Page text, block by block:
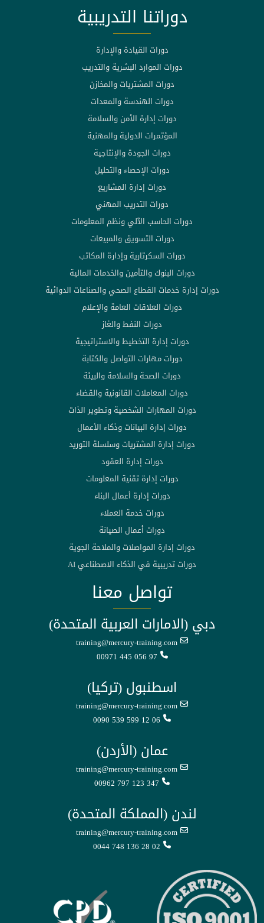
دوراتنا التدريبية
دورات القيادة والإدارة
دورات الموارد البشرية والتدريب
دورات المشتريات والمخازن
دورات الهندسة والمعدات
دورات إدارة الأمن والسلامة
المؤتمرات الدولية والمهنية
دورات الجودة والإنتاجية
دورات الإحصاء والتحليل
دورات إدارة المشاريع
دورات التدريب المهني
دورات الحاسب الآلي ونظم المعلومات
دورات التسويق والمبيعات
دورات السكرتارية وإدارة المكاتب
دورات البنوك والتأمين والخدمات المالية
دورات إدارة خدمات القطاع الصحي والصناعات الدوائية
دورات العلاقات العامة والإعلام
دورات النفط والغاز
دورات إدارة التخطيط والاستراتيجية
دورات مهارات التواصل والكتابة
دورات الصحة والسلامة والبيئة
دورات المعاملات القانونية والقضاء
دورات المهارات الشخصية وتطوير الذات
دورات إدارة البيانات وذكاء الأعمال
دورات إدارة المشتريات وسلسلة التوريد
دورات إدارة العقود
دورات إدارة تقنية المعلومات
دورات إدارة أعمال البناء
دورات خدمة العملاء
دورات أعمال الصيانة
دورات إدارة المواصلات والملاحة الجوية
دورات تدريبية في الذكاء الاصطناعي AI
تواصل معنا
دبي (الامارات العربية المتحدة)
training@mercury-training.com
00971 445 056 97
اسطنبول (تركيا)
training@mercury-training.com
0090 539 599 12 06
عمان (الأردن)
training@mercury-training.com
00962 797 123 347
لندن (المملكة المتحدة)
training@mercury-training.com
0044 748 136 28 02